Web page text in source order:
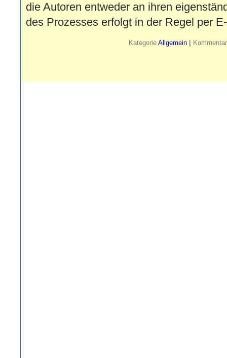
die Autoren entweder an ihren
des Prozesses erfolgt in der Regel per
Kategorie Allgemein